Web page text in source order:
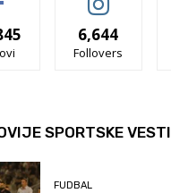
6,644
Follovers
SPORTSKE VESTI
FUDBAL